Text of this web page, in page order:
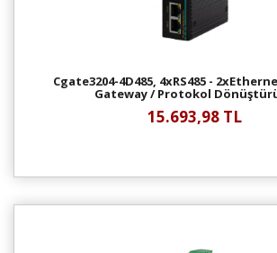
Cgate3204-4D485, 4xRS485 -
Gateway / Protokol
15.693,98 TL